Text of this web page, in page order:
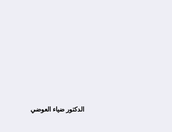
الدكتور ضياء العوضي